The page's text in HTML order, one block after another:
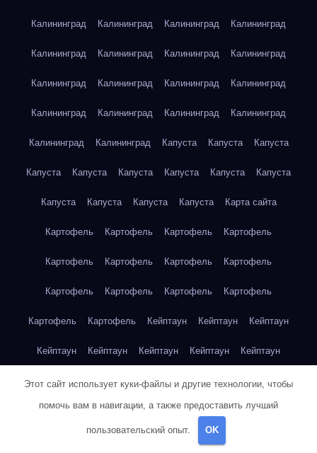
Калининград Калининград Калининград Калининград
Калининград Калининград Калининград Калининград
Калининград Калининград Калининград Калининград
Калининград Калининград Калининград Калининград
Калининград Калининград Капуста Капуста Капуста
Капуста Капуста Капуста Капуста Капуста Капуста
Капуста Капуста Капуста Капуста Карта сайта
Картофель Картофель Картофель Картофель
Картофель Картофель Картофель Картофель
Картофель Картофель Картофель Картофель
Картофель Картофель Кейптаун Кейптаун Кейптаун
Кейптаун Кейптаун Кейптаун Кейптаун Кейптаун
Кейптаун Кейптаун Кейптаун Кейптаун Кейптаун
Кейптаун Кейптаун Кейптаун Кейптаун Кейптаун
Клубника
Этот сайт использует куки-файлы и другие технологии, чтобы
помочь вам в навигации, а также предоставить лучший
пользовательский опыт. OK